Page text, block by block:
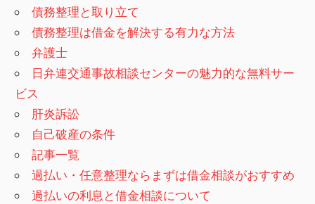
債務整理と取り立て
債務整理は借金を解決する有力な方法
弁護士
日弁連交通事故相談センターの魅力的な無料サー
ビス
肝炎訴訟
自己破産の条件
記事一覧
過払い・任意整理ならまずは借金相談がおすすめ
過払いの利息と借金相談について